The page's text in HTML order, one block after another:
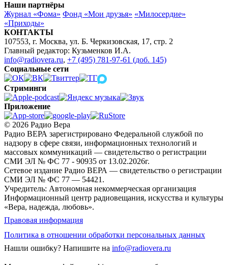
Наши партнёры
Журнал «Фома» Фонд «Мои друзья» «Милосердие»
«Приходы»
КОНТАКТЫ
107553, г. Москва, ул. Б. Черкизовская, 17, стр. 2
Главный редактор: Кузьменков И.А.
info@radiovera.ru, +7 (495) 781-97-61 (доб. 145)
Социальные сети
Стриминги
Приложение
© 2026 Радио Вера
Радио ВЕРА зарегистрировано Федеральной службой по
надзору в сфере связи, информационных технологий и
массовых коммуникаций — свидетельство о регистрации
СМИ ЭЛ № ФС 77 - 90935 от 13.02.2026г.
Сетевое издание Радио ВЕРА — свидетельство о регистрации
СМИ ЭЛ № ФС 77 — 54421.
Учредитель: Автономная некоммерческая организация
Информационный центр радиовещания, искусства и культуры
«Вера, надежда, любовь».
Правовая информация
Политика в отношении обработки персональных данных
Нашли ошибку? Напишите на info@radiovera.ru